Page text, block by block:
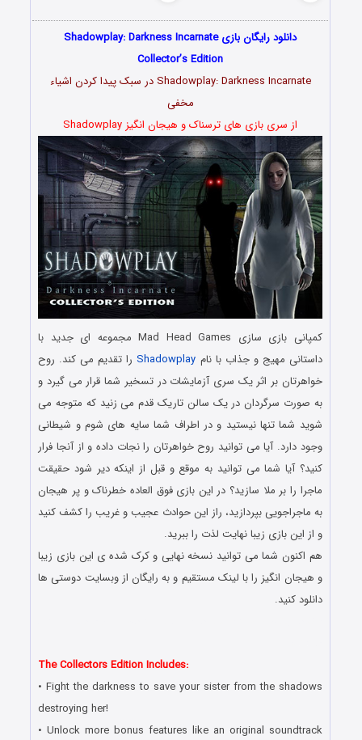
دانلود رایگان بازی Shadowplay: Darkness Incarnate
Collector’s Edition
Shadowplay: Darkness Incarnate در سبک پیدا کردن اشیاء
مخفی
از سری بازی های ترسناک و هیجان انگیز Shadowplay
کمپانی بازی سازی Mad Head Games مجموعه ای جدید با
داستانی مهیج و جذاب با نام Shadowplayرا تقدیم می کند. روح
خواهرتان بر اثر یک سری آزمایشات در تسخیر شما قرار می گیرد و
به صورت سرگردان در یک سالن تاریک قدم می زنید که متوجه می
شوید شما تنها نیستید و در اطراف شما سایه های شوم و شیطانی
وجود دارد. آیا می توانید روح خواهرتان را نجات داده و از آنجا فرار
کنید؟ آیا شما می توانید به موقع و قبل از اینکه دیر شود حقیقت
ماجرا را بر ملا سازید؟ در این بازی فوق العاده خطرناک و پر هیجان
به ماجراجویی بپردازید، راز این حوادث عجیب و غریب را کشف کنید
و از این بازی زیبا نهایت لذت را ببرید.
هم اکنون شما می توانید نسخه نهایی و کرک شده ی این بازی زیبا
و هیجان انگیز را با لینک مستقیم و به رایگان از وبسایت دوستی ها
دانلود کنید.
The Collectors Edition Includes:
• Fight the darkness to save your sister from the shadows
destroying her!
• Unlock more bonus features like an original soundtrack